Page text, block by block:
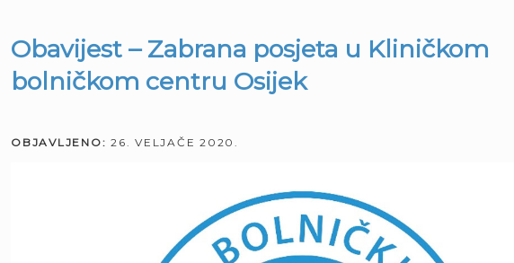
Obavijest – Zabrana posjeta u Kliničkom
bolničkom centru Osijek
OBJAVLJENO: 26. VELJAČE 2020.